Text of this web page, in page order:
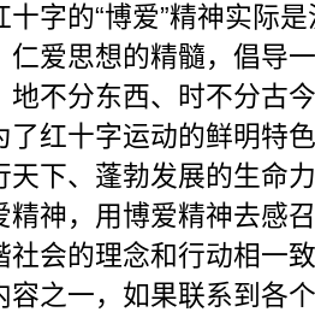
十字的“博爱”精神实际
仁爱思想的精髓，倡导
地不分东西、时不分古
了红十字运动的鲜明特
天下、蓬勃发展的生命
精神，用博爱精神去感
社会的理念和行动相一
容之一，如果联系到各